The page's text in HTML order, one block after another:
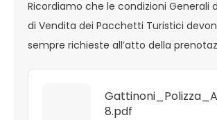
Ricordiamo che le condizioni Generali
di Vendita dei Pacchetti Turistici
sempre richieste all’atto della
8.pdf